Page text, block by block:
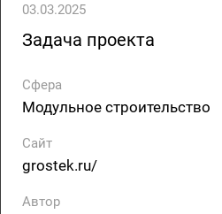
03.03.2025
Задача проекта
Сфера
Модульное строительство
Сайт
grostek.ru/
Автор